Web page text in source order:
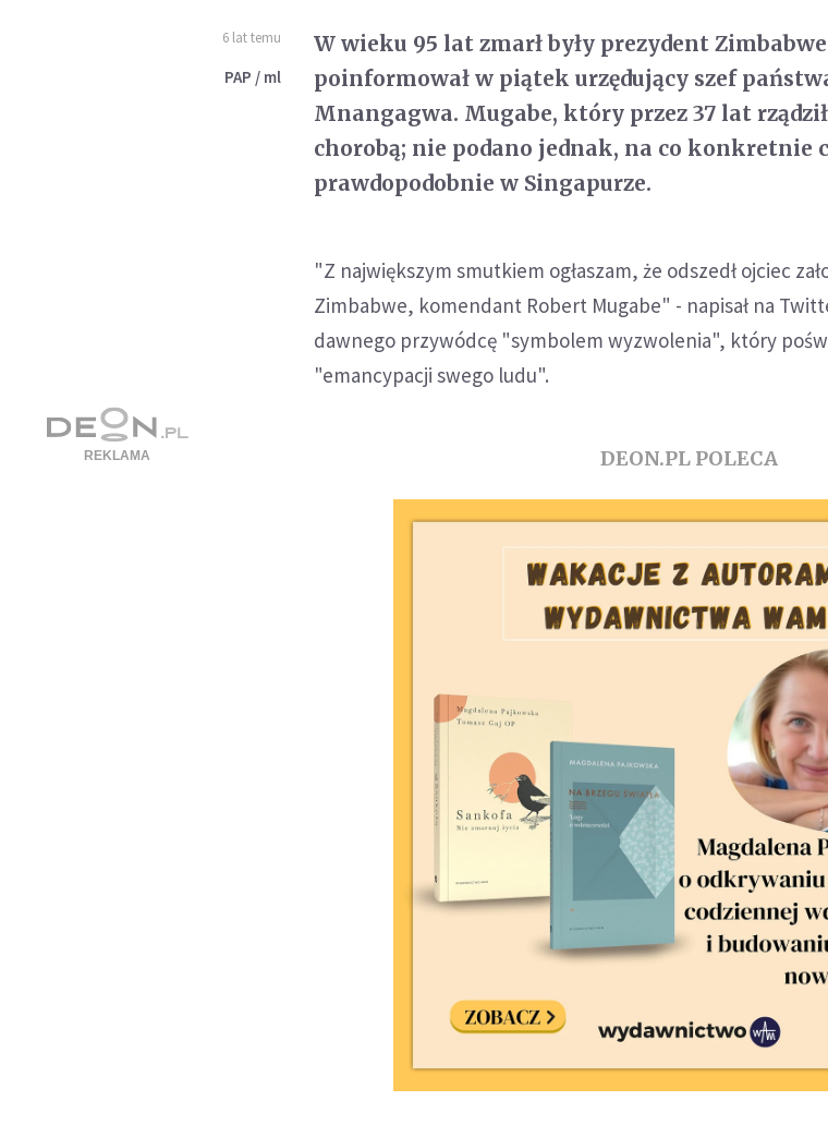
6 lat temu
PAP / ml
W wieku 95 lat zmarł były prezydent
poinformował w piątek urzędujący szef
Mnangagwa. Mugabe, który przez 37 lat
chorobą; nie podano jednak, na co konkretnie
prawdopodobnie w Singapurze.
"Z największym smutkiem ogłaszam, że odszedł ojciec
Zimbabwe, komendant Robert Mugabe" - napisał na
dawnego przywódcę "symbolem wyzwolenia", który
"emancypacji swego ludu".
DEON.PL POLECA